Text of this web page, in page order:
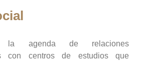
la agenda de relaciones
con centros de estudios que